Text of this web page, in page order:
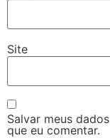
Site
Salvar meus
que eu comentar.